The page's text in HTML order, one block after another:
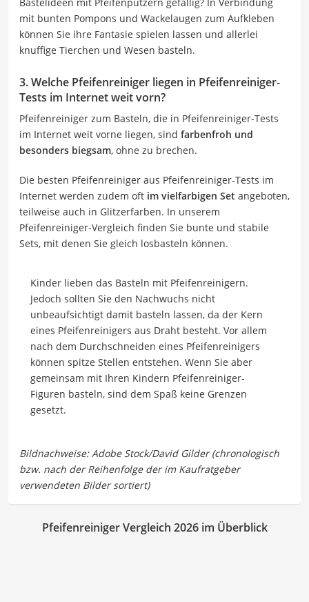
mit bunten Pompons und Wackelaugen zum Aufkleben
können Sie ihre Fantasie spielen lassen und allerlei
knuffige Tierchen und Wesen basteln.
3. Welche Pfeifenreiniger liegen in Pfeifenreiniger-
Tests im Internet weit vorn?
Pfeifenreiniger zum Basteln, die in Pfeifenreiniger-Tests
im Internet weit vorne liegen, sind farbenfroh und
besonders biegsam, ohne zu brechen.
Die besten Pfeifenreiniger aus Pfeifenreiniger-Tests im
Internet werden zudem oft im vielfarbigen Set angeboten,
teilweise auch in Glitzerfarben. In unserem
Pfeifenreiniger-Vergleich finden Sie bunte und stabile
Sets, mit denen Sie gleich losbasteln können.
Kinder lieben das Basteln mit Pfeifenreinigern.
Jedoch sollten Sie den Nachwuchs nicht
unbeaufsichtigt damit basteln lassen, da der Kern
eines Pfeifenreinigers aus Draht besteht. Vor allem
nach dem Durchschneiden eines Pfeifenreinigers
können spitze Stellen entstehen. Wenn Sie aber
gemeinsam mit Ihren Kindern Pfeifenreiniger-
Figuren basteln, sind dem Spaß keine Grenzen
gesetzt.
Pfeifenreiniger Vergleich 2026 im Überblick